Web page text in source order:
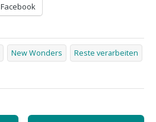
Facebook
New Wonders
Reste verarbeiten